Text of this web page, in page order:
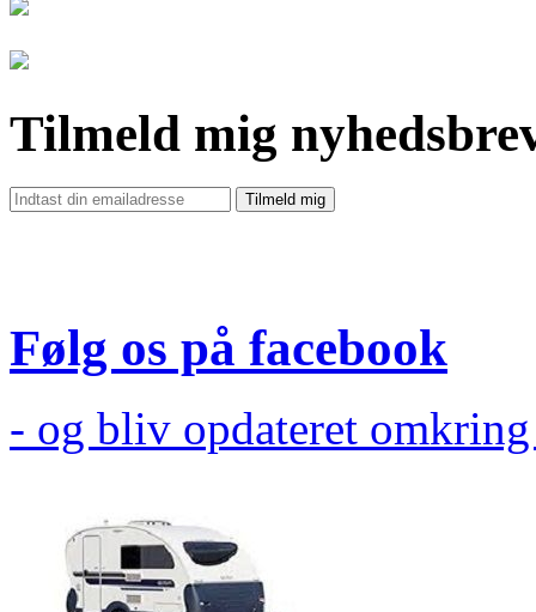
Tilmeld mig
Følg os på facebook
- og bliv opdateret